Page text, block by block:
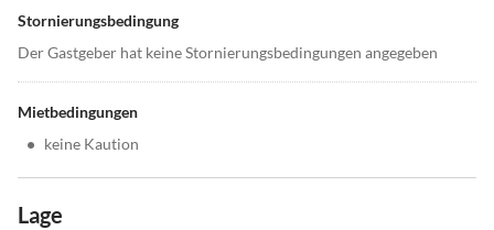
Stornierungsbedingung
Der Gastgeber hat keine Stornierungsbedingungen angegeben
Mietbedingungen
• keine Kaution
Lage